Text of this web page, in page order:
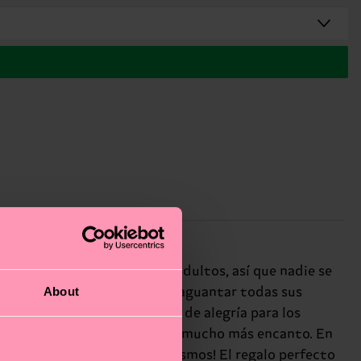
About
hay versión para adultos, así que nadie se
y talón reforzados para aguantar todas sus
son un auténtico chute de alegría para los
que cualquier outfit tenga mucho más encanto. En
se atreven a ser ellos mismos! El regalo perfecto